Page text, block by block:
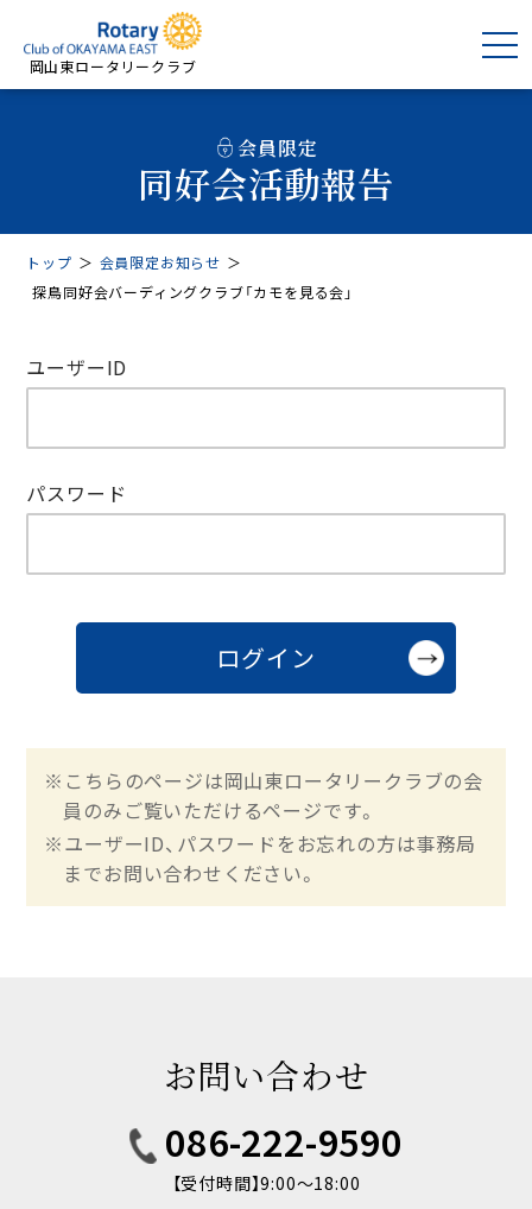
岡山東ロータリークラブ
会員限定
同好会活動報告
トップ ＞ 会員限定お知らせ ＞
探鳥同好会バーディングクラブ「カモを見る会」
ユーザーID
パスワード
※こちらのページは岡山東ロータリークラブの会
員のみご覧いただけるページです。
※ユーザーID、パスワードをお忘れの方は事務局
までお問い合わせください。
お問い合わせ
086-222-9590
【受付時間】9:00〜18:00